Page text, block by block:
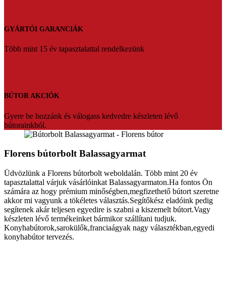
GYÁRTÓI GARANCIÁK
Több mint 15 év tapasztalattal rendelkezünk
BÚTOR AKCIÓK
Gyere be hozzánk és válogass kedvedre készleten lévő
bútorainkból.
Florens bútorbolt Balassagyarmat
Üdvözlünk a Florens bútorbolt weboldalán. Több mint 20 év
tapasztalattal várjuk vásárlóinkat Balassagyarmaton.Ha fontos Ön
számára az hogy prémium minőségben,megfizethető bútort szeretne
akkor mi vagyunk a tökéletes választás.Segítőkész eladóink pedig
segítenek akár teljesen egyedire is szabni a kiszemelt bútort.Vagy
készleten lévő termékeinket bármikor szállítani tudjuk.
Konyhabútorok,sarokülők,franciaágyak nagy választékban,egyedi
konyhabútor tervezés.